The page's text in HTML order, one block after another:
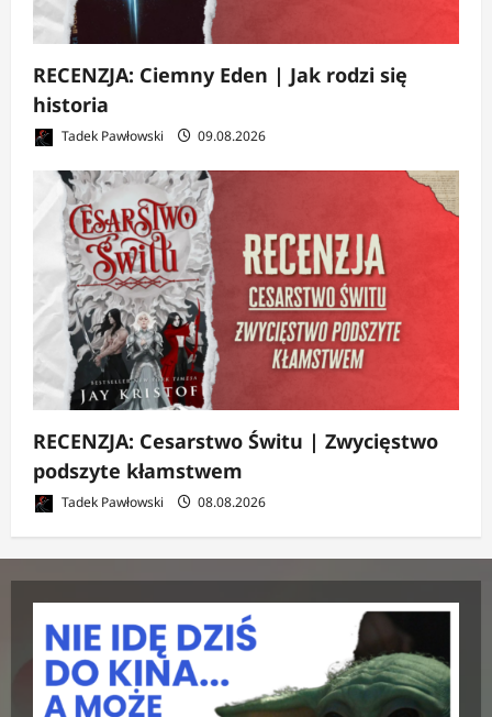
RECENZJA: Ciemny Eden | Jak rodzi się
historia
Tadek Pawłowski 09.08.2026
RECENZJA: Cesarstwo Świtu | Zwycięstwo
podszyte kłamstwem
Tadek Pawłowski 08.08.2026